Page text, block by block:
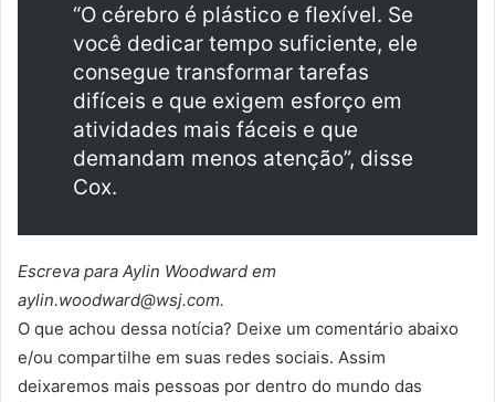
“O cérebro é plástico e flexível. Se
você dedicar tempo suficiente, ele
consegue transformar tarefas
difíceis e que exigem esforço em
atividades mais fáceis e que
demandam menos atenção”, disse
Cox.
Escreva para Aylin Woodward em
aylin.woodward@wsj.com.
O que achou dessa notícia? Deixe um comentário abaixo
e/ou compartilhe em suas redes sociais. Assim
deixaremos mais pessoas por dentro do mundo das